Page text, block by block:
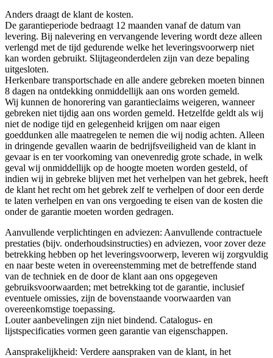
Anders draagt de klant de kosten.
De garantieperiode bedraagt 12 maanden vanaf de datum van
levering. Bij nalevering en vervangende levering wordt deze alleen
verlengd met de tijd gedurende welke het leveringsvoorwerp niet
kan worden gebruikt. Slijtageonderdelen zijn van deze bepaling
uitgesloten.
Herkenbare transportschade en alle andere gebreken moeten binnen
8 dagen na ontdekking onmiddellijk aan ons worden gemeld.
Wij kunnen de honorering van garantieclaims weigeren, wanneer
gebreken niet tijdig aan ons worden gemeld. Hetzelfde geldt als wij
niet de nodige tijd en gelegenheid krijgen om naar eigen
goeddunken alle maatregelen te nemen die wij nodig achten. Alleen
in dringende gevallen waarin de bedrijfsveiligheid van de klant in
gevaar is en ter voorkoming van onevenredig grote schade, in welk
geval wij onmiddellijk op de hoogte moeten worden gesteld, of
indien wij in gebreke blijven met het verhelpen van het gebrek, heeft
de klant het recht om het gebrek zelf te verhelpen of door een derde
te laten verhelpen en van ons vergoeding te eisen van de kosten die
onder de garantie moeten worden gedragen.
Aanvullende verplichtingen en adviezen: Aanvullende contractuele
prestaties (bijv. onderhoudsinstructies) en adviezen, voor zover deze
betrekking hebben op het leveringsvoorwerp, leveren wij zorgvuldig
en naar beste weten in overeenstemming met de betreffende stand
van de techniek en de door de klant aan ons opgegeven
gebruiksvoorwaarden; met betrekking tot de garantie, inclusief
eventuele omissies, zijn de bovenstaande voorwaarden van
overeenkomstige toepassing.
Louter aanbevelingen zijn niet bindend. Catalogus- en
lijstspecificaties vormen geen garantie van eigenschappen.
Aansprakelijkheid: Verdere aanspraken van de klant, in het